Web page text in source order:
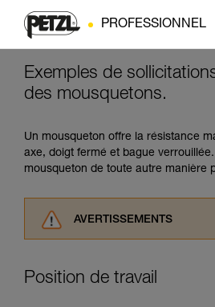
PROFESSIONNEL
Exemples de
des mousquetons.
Un mousqueton offre la résistance
axe, doigt fermé et bague
mousqueton de toute autre manière
AVERTISSEMENTS
consulter. Vous devez avoir
Position de travail